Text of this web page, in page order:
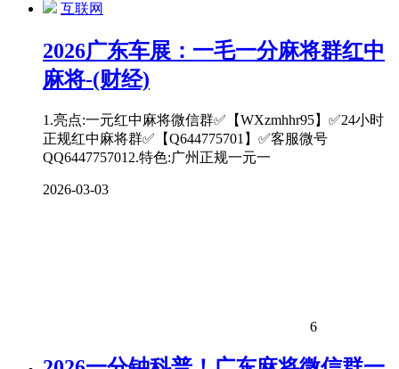
互联网
2026广东车展：一毛一分麻将群红中
麻将-(财经)
1.亮点:一元红中麻将微信群✅【WXzmhhr95】✅24小时
正规红中麻将群✅【Q644775701】✅客服微号
QQ6447757012.特色:广州正规一元一
2026-03-03
6